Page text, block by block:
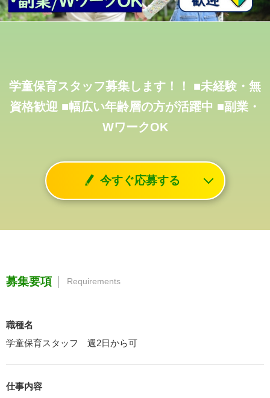
学童保育スタッフ募集します！！
■未経験・無
資格歓迎 ■幅広い年齢層の方が活躍中 ■副業・
WワークOK
今すぐ応募する
募集要項 Requirements
職種名
学童保育スタッフ 週2日から可
仕事内容